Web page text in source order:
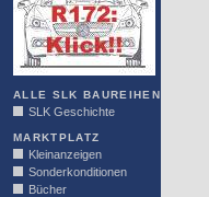
ALLE SLK BAUREIHEN
SLK Geschichte
MARKTPLATZ
Kleinanzeigen
Sonderkonditionen
Bücher